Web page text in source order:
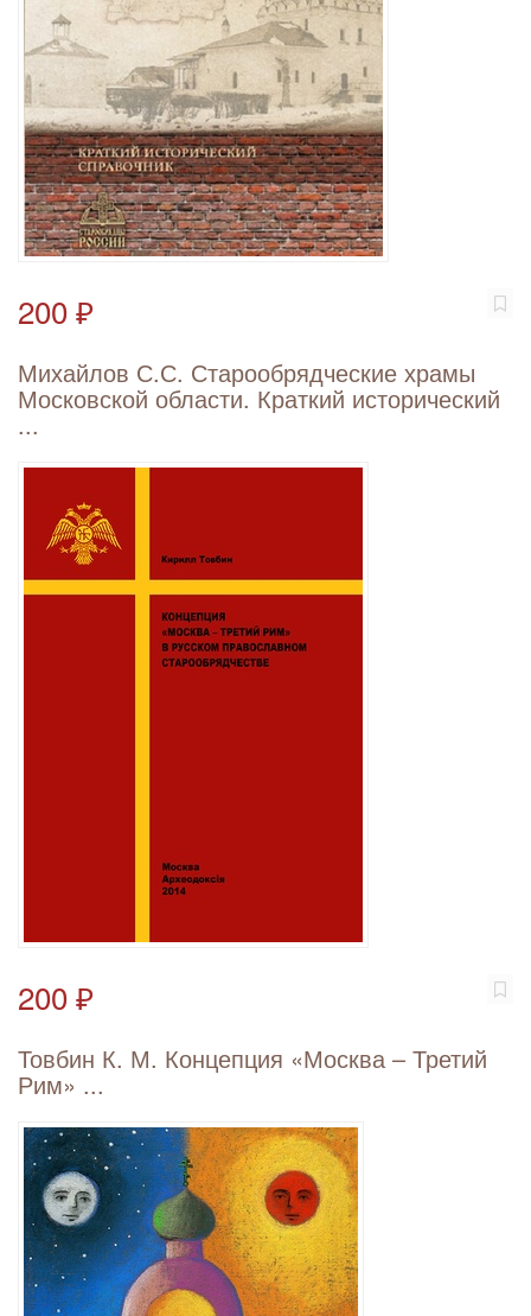
200 ₽
Михайлов С.С. Старообрядческие храмы
Московской области. Краткий исторический
...
200 ₽
Товбин К. М. Концепция «Москва – Третий
Рим» ...